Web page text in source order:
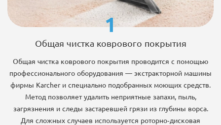
1
Общая чистка коврового покрытия
Общая чистка коврового покрытия проводится с помощью
профессионального оборудования — экстракторной машины
фирмы Karcher и специально подобранных моющих средств.
Метод позволяет удалить неприятные запахи, пыль,
загрязнения и следы застаревшей грязи из глубины ворса.
Для сложных случаев используется роторно-дисковая